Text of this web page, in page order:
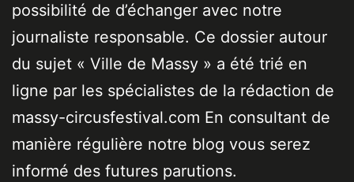
possibilité de d’échanger avec notre
journaliste responsable. Ce dossier autour
du sujet « Ville de Massy » a été trié en
ligne par les spécialistes de la rédaction de
massy-circusfestival.com En consultant de
manière régulière notre blog vous serez
informé des futures parutions.